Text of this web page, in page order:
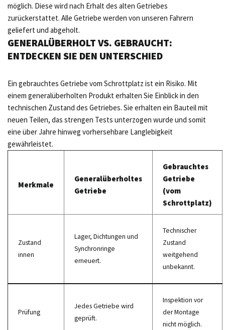
möglich. Diese wird nach Erhalt des alten Getriebes
zurückerstattet. Alle Getriebe werden von unseren Fahrern
geliefert und abgeholt.
GENERALÜBERHOLT VS. GEBRAUCHT:
ENTDECKEN SIE DEN UNTERSCHIED
Ein gebrauchtes Getriebe vom Schrottplatz ist ein Risiko. Mit
einem generalüberholten Produkt erhalten Sie Einblick in den
technischen Zustand des Getriebes. Sie erhalten ein Bauteil mit
neuen Teilen, das strengen Tests unterzogen wurde und somit
eine über Jahre hinweg vorhersehbare Langlebigkeit
gewährleistet.
Merkmale
Generalüberholtes
Getriebe
Gebrauchtes
Getriebe
(vom
Schrottplatz)
Zustand
innen
Lager, Dichtungen und
Synchronringe
erneuert.
Technischer
Zustand
weitgehend
unbekannt.
Prüfung
Jedes Getriebe wird
geprüft.
Inspektion vor
der Montage
nicht möglich.